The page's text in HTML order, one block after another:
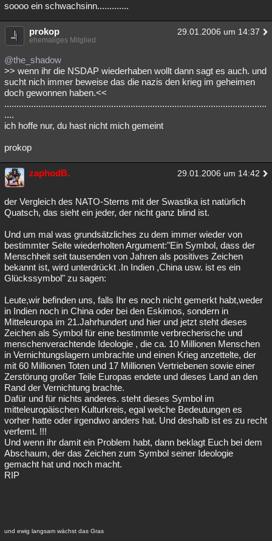
soooo ein schwachsinn.............
prokop 29.01.2006 um 14:37
ehemaliges Mitglied
@the_shadow
>> wenn ihr die NSDAP wiederhaben wollt dann sagt es auch. und
sucht nich immer beweise das die nazis den krieg im geheimen
doch gewonnen haben.<<
............................................................................................................
....
ich hoffe nur, du hast nicht mich gemeint
prokop
zaphodB. 29.01.2006 um 14:42
der Vergleich des NATO-Sterns mit der Swastika ist natürlich
Quatsch, das sieht ein jeder, der nicht ganz blind ist.
Und um mal was grundsätzliches zu dem immer wieder von
bestimmter Seite wiederholten Argument:"Ein Symbol, dass der
Menschheit seit tausenden von Jahren als positives Zeichen
bekannt ist, wird unterdrückt .In Indien ,China usw. ist es ein
Glückssymbol" zu sagen:
Leute,wir befinden uns, falls Ihr es noch nicht gemerkt habt,weder
in Indien noch in China oder bei den Eskimos, sondern in
Mitteleuropa im 21.Jahrhundert und hier und jetzt steht dieses
Zeichen als Symbol für eine bestimmte verbrecherische und
menschenverachtende Ideologie , die ca. 10 Millionen Menschen
in Vernichtungslagern umbrachte und einen Krieg anzettelte, der
mit 60 Millionen Toten und 17 Millionen Vertriebenen sowie einer
Zerstörung großer Teile Europas endete und dieses Land an den
Rand der Vernichtung brachte.
Dafür und für nichts anderes. steht dieses Symbol im
mitteleuropäischen Kulturkreis, egal welche Bedeutungen es
vorher hatte oder irgendwo anders hat. Und deshalb ist es zu recht
verfemt. !!!
Und wenn ihr damit ein Problem habt, dann beklagt Euch bei dem
Abschaum, der das Zeichen zum Symbol seiner Ideologie
gemacht hat und noch macht.
RIP
und ewig langsam wächst das Gras